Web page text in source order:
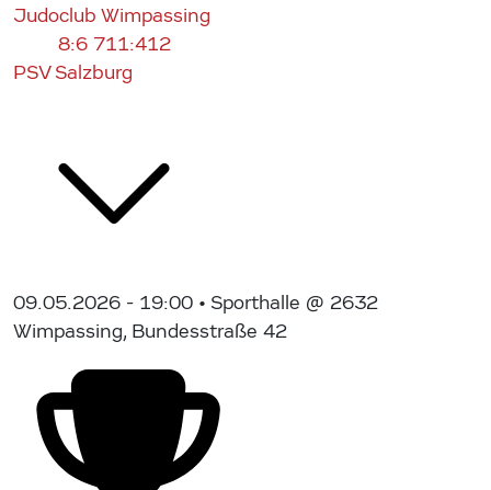
Judoclub Wimpassing
8:6 711:412
PSV Salzburg
09.05.2026 - 19:00 • Sporthalle @ 2632
Wimpassing, Bundesstraße 42